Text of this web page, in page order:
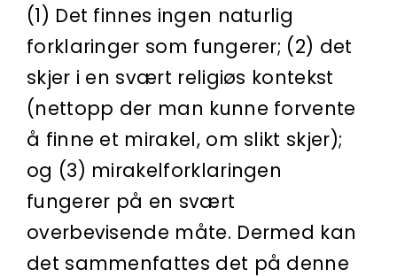
(1) Det finnes ingen naturlig
forklaringer som fungerer; (2) det
skjer i en svært religiøs kontekst
(nettopp der man kunne forvente
å finne et mirakel, om slikt skjer);
og (3) mirakelforklaringen
fungerer på en svært
overbevisende måte. Dermed kan
det sammenfattes det på denne